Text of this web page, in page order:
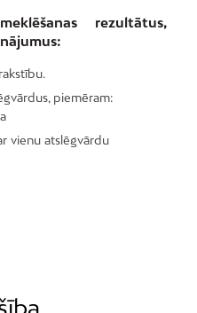
rezultātus,
piemēram:
vienu atslēgvārdu